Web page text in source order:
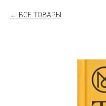
ВСЕ ТОВАРЫ